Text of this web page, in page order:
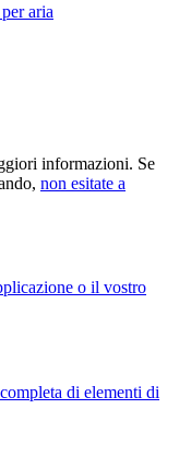
aria
informazioni. Se
non esitate a
o il vostro
di elementi di